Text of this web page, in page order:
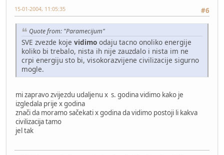
#6
15-01-2004, 11:05:35
Quote from: "Paramecijum"
SVE zvezde koje vidimo odaju tacno onoliko energije
koliko bi trebalo, nista ih nije zauzdalo i nista im ne
crpi energiju sto bi, visokorazvijene civilizacije sigurno
mogle.
mi zapravo zvijezdu udaljenu x s. godina vidimo kako je
izgledala prije x godina
znači da moramo sačekati x godina da vidimo postoji li kakva
civilizacija tamo
jel tak